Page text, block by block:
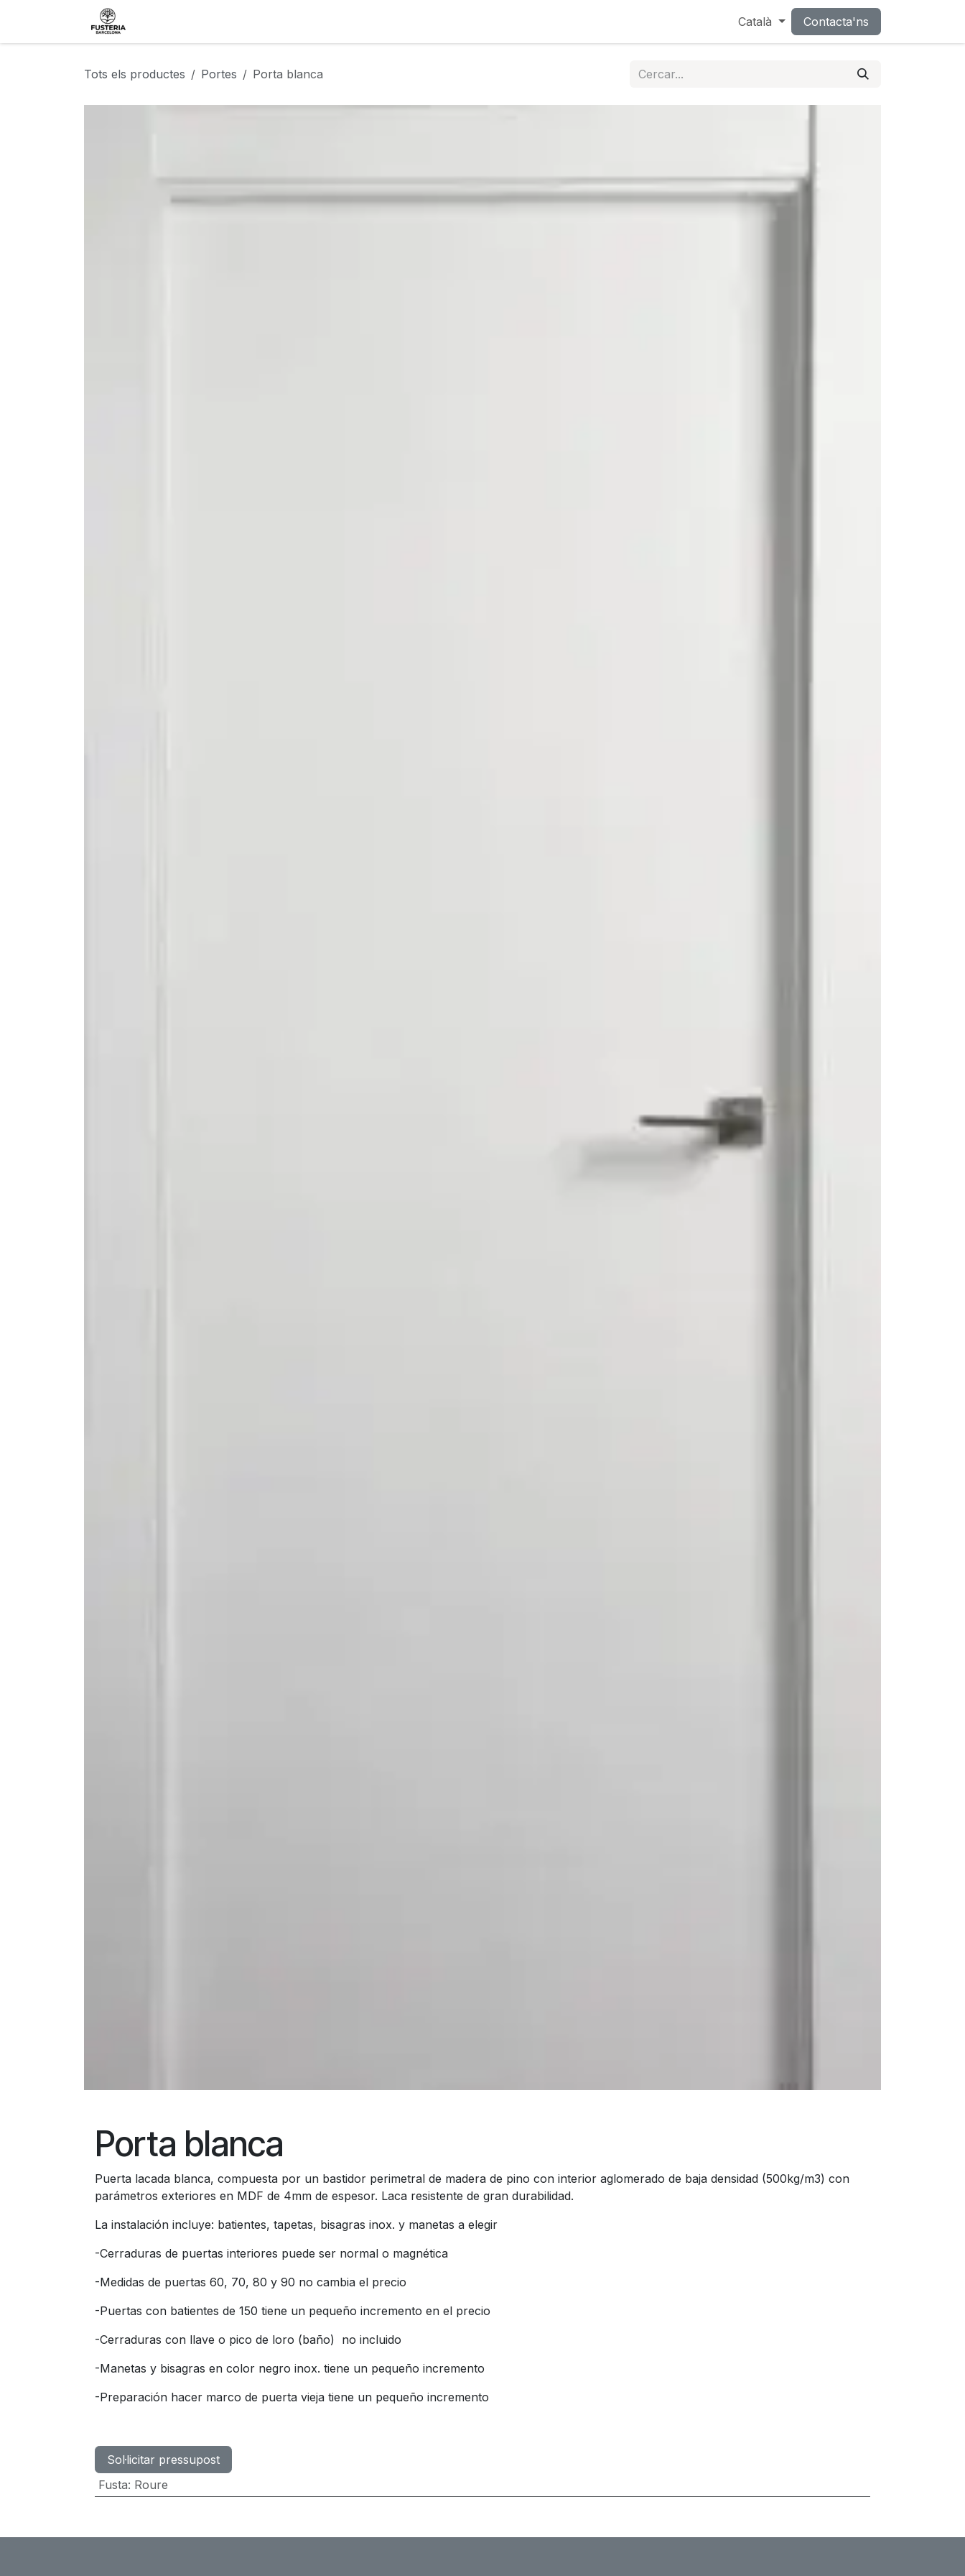
Català Contacta'ns
Tots els productes Portes Porta blanca
Porta blanca
Puerta lacada blanca, compuesta por un bastidor perimetral de madera de pino con interior aglomerado de baja densidad (500kg/m3) con
parámetros exteriores en MDF de 4mm de espesor. Laca resistente de gran durabilidad.
La instalación incluye: batientes, tapetas, bisagras inox. y manetas a elegir
-Cerraduras de puertas interiores puede ser normal o magnética
-Medidas de puertas 60, 70, 80 y 90 no cambia el precio
-Puertas con batientes de 150 tiene un pequeño incremento en el precio
-Cerraduras con llave o pico de loro (baño) no incluido
-Manetas y bisagras en color negro inox. tiene un pequeño incremento
-Preparación hacer marco de puerta vieja tiene un pequeño incremento
Sol·licitar pressupost
Fusta: Roure